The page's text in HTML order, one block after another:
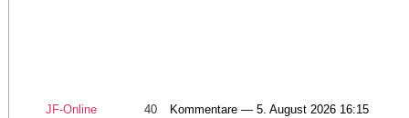
JF-Online 40 Kommentare — 5. August 2026 16:15